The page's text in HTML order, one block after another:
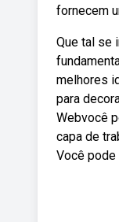
fornecem
Que tal se
melhores
para
Webvocê
capa de
Você